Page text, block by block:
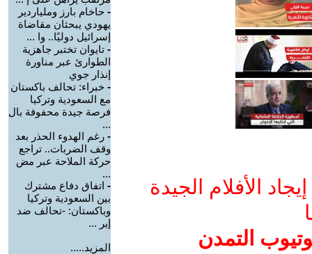
الأفلام الجيدة
التمدن
- حاخام بارز وملياردير
يهودي يبحثان مقاضاة
إسرائيل دوليًا.. وا ...
- تايوان تختبر جاهزية
الطوارئ عبر مناورة
إنذار جوي
- خبراء: تحالف باكستان
مع السعودية وتركيا
فرصة جيدة محفوفة بال
...
- رغم الهدوء الحذر بعد
وقف الضربات.. تراجع
حركة الملاحة عبر مض
...
- اتفاق دفاع مشترك
بين السعودية وتركيا
وباكستان: -تحالف ضد
إير ...
المزيد.....